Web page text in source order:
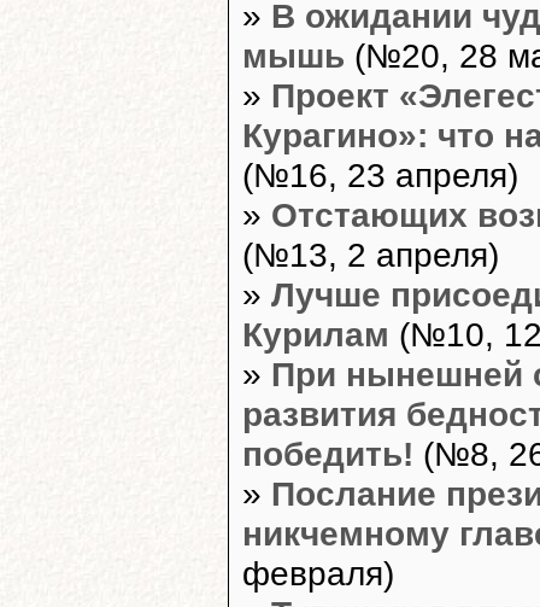
» В ожидании
мышь (№20, 28
» Проект
Курагино»: что
(№16, 23 апреля)
» Отстающих
(№13, 2 апреля)
» Лучше
Курилам (№10,
» При нынешней
развития
победить! (№8,
» Послание
никчемному
февраля)